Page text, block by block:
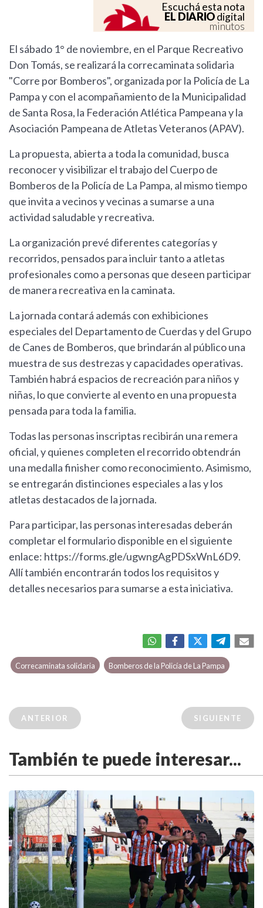
Escuchá esta nota
EL DIARIOdigital
minutos
El sábado 1° de noviembre, en el Parque Recreativo
Don Tomás, se realizará la correcaminata solidaria
"Corre por Bomberos", organizada por la Policía de La
Pampa y con el acompañamiento de la Municipalidad
de Santa Rosa, la Federación Atlética Pampeana y la
Asociación Pampeana de Atletas Veteranos (APAV).
La propuesta, abierta a toda la comunidad, busca
reconocer y visibilizar el trabajo del Cuerpo de
Bomberos de la Policía de La Pampa, al mismo tiempo
que invita a vecinos y vecinas a sumarse a una
actividad saludable y recreativa.
La organización prevé diferentes categorías y
recorridos, pensados para incluir tanto a atletas
profesionales como a personas que deseen participar
de manera recreativa en la caminata.
La jornada contará además con exhibiciones
especiales del Departamento de Cuerdas y del Grupo
de Canes de Bomberos, que brindarán al público una
muestra de sus destrezas y capacidades operativas.
También habrá espacios de recreación para niños y
niñas, lo que convierte al evento en una propuesta
pensada para toda la familia.
Todas las personas inscriptas recibirán una remera
oficial, y quienes completen el recorrido obtendrán
una medalla finisher como reconocimiento. Asimismo,
se entregarán distinciones especiales a las y los
atletas destacados de la jornada.
Para participar, las personas interesadas deberán
completar el formulario disponible en el siguiente
enlace: https://forms.gle/ugwngAgPDSxWnL6D9.
Allí también encontrarán todos los requisitos y
detalles necesarios para sumarse a esta iniciativa.
Correcaminata solidaria Bomberos de la Policía de La Pampa
ANTERIOR SIGUIENTE
También te puede interesar...